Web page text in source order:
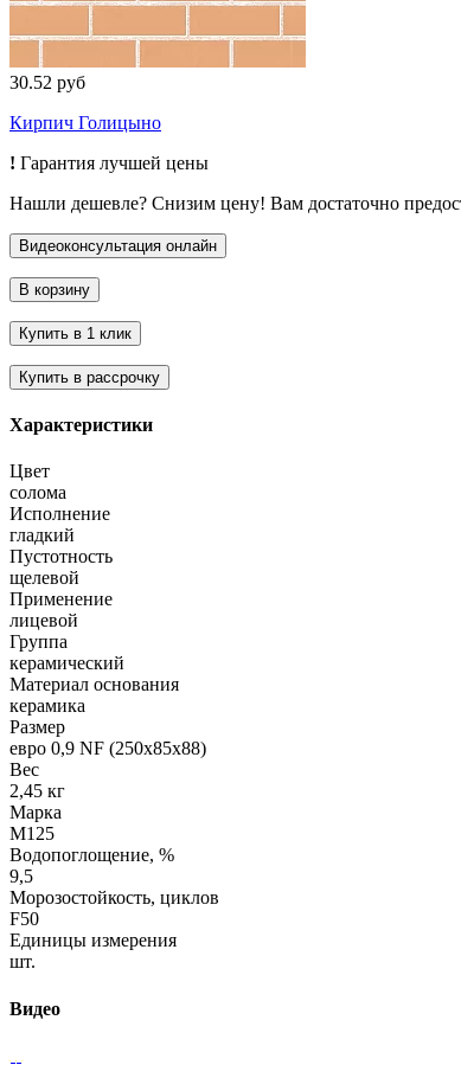
30.52 руб
Кирпич Голицыно
! Гарантия лучшей цены
Нашли дешевле? Снизим цену! Вам достаточно
Характеристики
Цвет
солома
Исполнение
гладкий
Пустотность
щелевой
Применение
лицевой
Группа
керамический
Материал основания
керамика
Размер
евро 0,9 NF (250х85х88)
Вес
2,45 кг
Марка
М125
Водопоглощение, %
9,5
Морозостойкость, циклов
F50
Единицы измерения
шт.
Видео